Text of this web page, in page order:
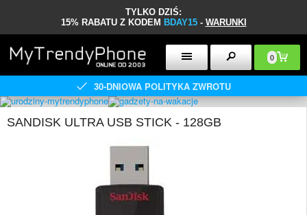
TYLKO DZIŚ:
15% RABATU Z KODEM BDAY15- WARUNKI
0
30-DNIOWA POLITYKA ZWROTU
SANDISK ULTRA USB STICK - 128GB